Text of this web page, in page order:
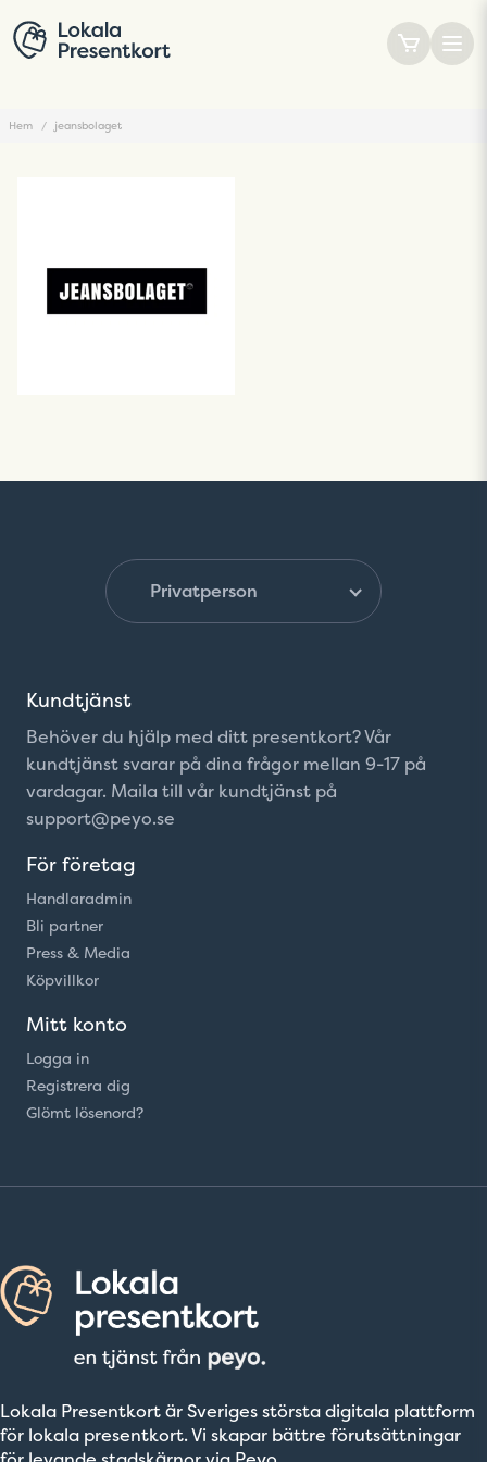
Hem jeansbolaget
Lokala Presentkort är Sveriges största digitala plattform
för lokala presentkort. Vi skapar bättre förutsättningar
Kundtjänst
Behöver du hjälp med ditt presentkort? Vår
kundtjänst svarar på dina frågor mellan 9-17 på
vardagar. Maila till vår kundtjänst på
support@peyo.se
För företag
Handlaradmin
Bli partner
Press & Media
Köpvillkor
Mitt konto
Logga in
Registrera dig
Glömt lösenord?